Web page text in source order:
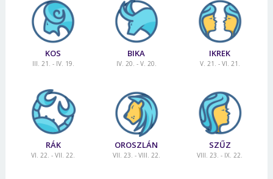
KOS
III. 21. - IV. 19.
BIKA
IV. 20. - V. 20.
IKREK
V. 21. - VI. 21.
RÁK
VI. 22. - VII. 22.
OROSZLÁN
VII. 23. - VIII. 22.
SZŰZ
VIII. 23. - IX. 22.